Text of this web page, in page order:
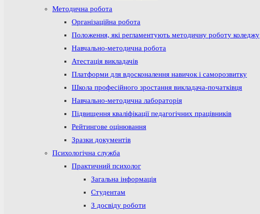
Методична робота
Організаційна робота
Положення, які регламентують методичну роботу коледжу
Навчально-методична робота
Атестація викладачів
Платформи для вдосконалення навичок і саморозвитку
Школа професійного зростання викладача-початківця
Навчально-методична лабораторія
Підвищення кваліфікації педагогічних працівників
Рейтингове оцінювання
Зразки документів
Психологічна служба
Практичний психолог
Загальна інформація
Студентам
З досвіду роботи